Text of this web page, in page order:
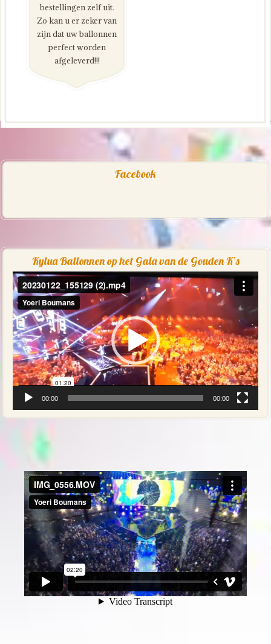
bestellingen zelf uit.
Zo kan u er zeker van
zijn dat uw ballonnen
perfect worden
afgeleverd!!!
Facebook
Kylua Ballonnen op het Gala van de Gouden K’s
Videospeler
00:00 00:00